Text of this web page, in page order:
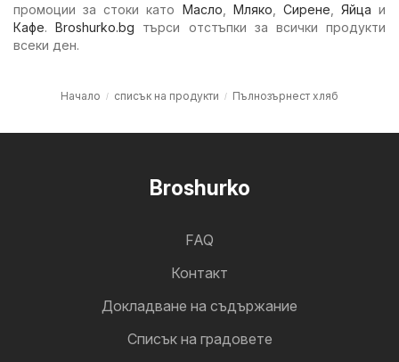
промоции за стоки като Масло Мляко Сирене Яйца и
Кафе.Broshurko.bg търси отстъпки за всички продукти
всеки ден.
Начало списък на продукти Пълнозърнест хляб
Broshurko
FAQ
Контакт
Докладване на съдържание
Cписък на градовете